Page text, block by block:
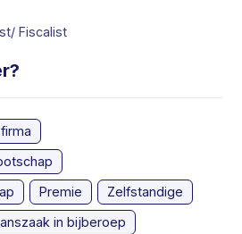
Fiscalist
Premie
Zelfstandige
in bijberoep